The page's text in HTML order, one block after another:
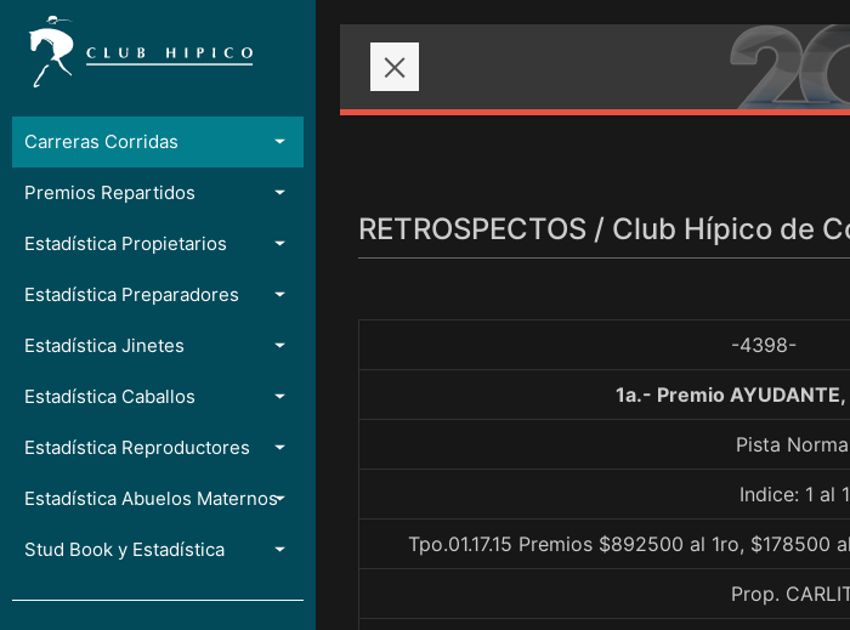
Carreras Corridas
Premios Repartidos
Estadística Propietarios
Estadística Preparadores
Estadística Jinetes
Estadística Caballos
Estadística Reproductores
Estadística Abuelos Maternos
Stud Book y Estadística
RETROSPECTOS / Club Hípico de
-4398-
1a.- Premio
Pista
Indice: 1 al 1
Tpo.01.17.15 Premios $892500 al 1ro,
Prop.